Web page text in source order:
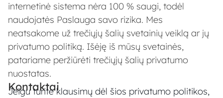
internetinė sistema nėra 100 % saugi, todėl
naudojatės Paslauga savo rizika. Mes
neatsakome už trečiųjų šalių svetainių veiklą ar jų
privatumo politiką. Išėję iš mūsų svetainės,
patariame peržiūrėti trečiųjų šalių privatumo
nuostatas.
Kontaktai
Jeigu turite klausimų dėl šios privatumo politikos,